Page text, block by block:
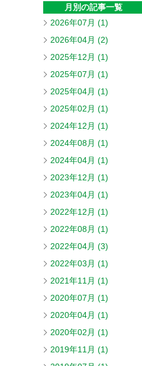
月別の記事一覧
2026年07月 (1)
2026年04月 (2)
2025年12月 (1)
2025年07月 (1)
2025年04月 (1)
2025年02月 (1)
2024年12月 (1)
2024年08月 (1)
2024年04月 (1)
2023年12月 (1)
2023年04月 (1)
2022年12月 (1)
2022年08月 (1)
2022年04月 (3)
2022年03月 (1)
2021年11月 (1)
2020年07月 (1)
2020年04月 (1)
2020年02月 (1)
2019年11月 (1)